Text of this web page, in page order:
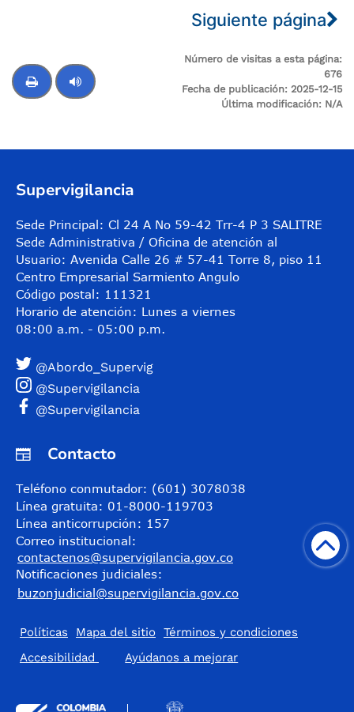
Siguiente página
Número de visitas a esta página:
676
Fecha de publicación: 2025-12-15
Última modificación: N/A
Supervigilancia
Sede Principal: Cl 24 A No 59-42 Trr-4 P 3 SALITRE
Sede Administrativa / Oficina de atención al
Usuario: Avenida Calle 26 # 57-41 Torre 8, piso 11
Centro Empresarial Sarmiento Angulo
Código postal: 111321
Horario de atención: Lunes a viernes
08:00 a.m. - 05:00 p.m.
@Abordo_Supervig
@Supervigilancia
@Supervigilancia
Contacto
Teléfono conmutador: (601) 3078038
Línea gratuita: 01-8000-119703
Línea anticorrupción: 157
Correo institucional:
contactenos@supervigilancia.gov.co
Notificaciones judiciales:
buzonjudicial@supervigilancia.gov.co
Políticas Mapa del sitio
Términos y condiciones
Accesibilidad
​Ayúdanos a mejorar